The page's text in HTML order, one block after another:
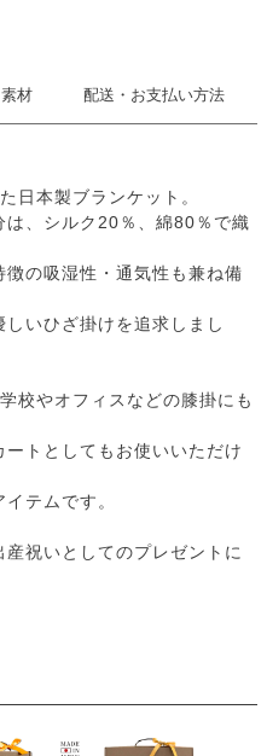
材 配送・お支払い方法
日本製ブランケット。
、シルク20％、綿80％で織
の吸湿性・通気性も兼ね備
いひざ掛けを追求しまし
校やオフィスなどの膝掛にも
トとしてもお使いいただけ
テムです。
祝いとしてのプレゼントに